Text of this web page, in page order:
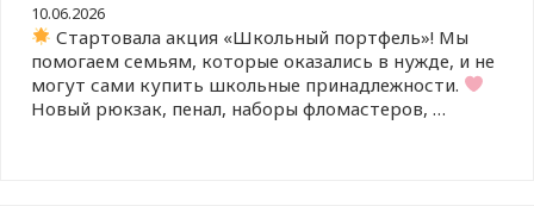
10.06.2026
Стартовала акция «Школьный портфель»! Мы
помогаем семьям, которые оказались в нужде, и не
могут сами купить школьные принадлежности.
Новый рюкзак, пенал, наборы фломастеров, …